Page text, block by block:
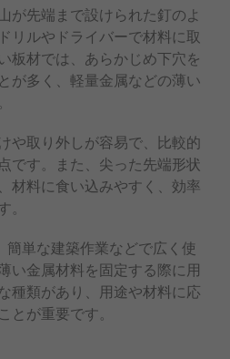
が先端まで設けられた釘のよ
リルやドライバーで材料に取
板材では、あらかじめ下穴を
が多く、軽量金属などの薄い
や取り外しが容易で、比較的
です。また、尖った先端形状
材料に食い込みやすく、効率
簡単な建築作業などで広く使
い金属材料を固定する際に用
種類があり、用途や材料に応
とが重要です。